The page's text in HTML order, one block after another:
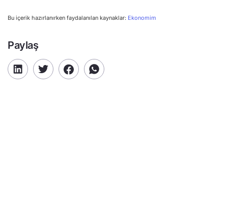
Bu içerik hazırlanırken faydalanılan kaynaklar: Ekonomim
Paylaş